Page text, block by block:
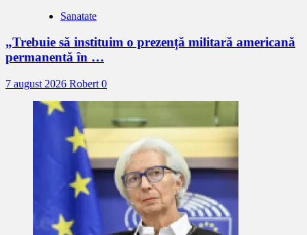
Sanatate
„Trebuie să instituim o prezență militară americană
permanentă în …
7 august 2026 Robert 0